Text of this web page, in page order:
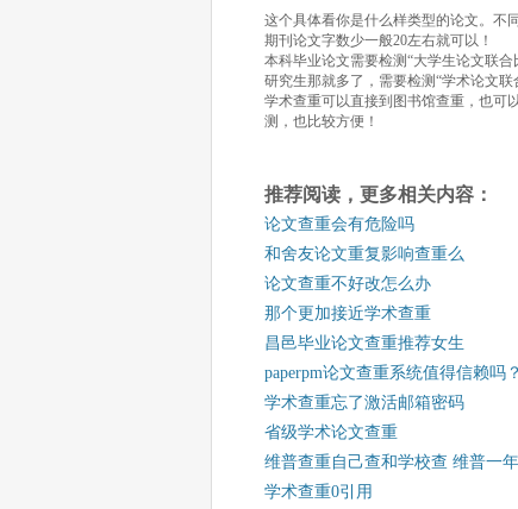
这个具体看你是什么样类型的论文。不
期刊论文字数少一般20左右就可以！
本科毕业论文需要检测“大学生论文联合
研究生那就多了，需要检测“学术论文联
学术查重可以直接到图书馆查重，也可
测，也比较方便！
推荐阅读，更多相关内容：
论文查重会有危险吗
和舍友论文重复影响查重么
论文查重不好改怎么办
那个更加接近学术查重
昌邑毕业论文查重推荐女生
paperpm论文查重系统值得信赖吗？
学术查重忘了激活邮箱密码
省级学术论文查重
维普查重自己查和学校查 维普一
学术查重0引用